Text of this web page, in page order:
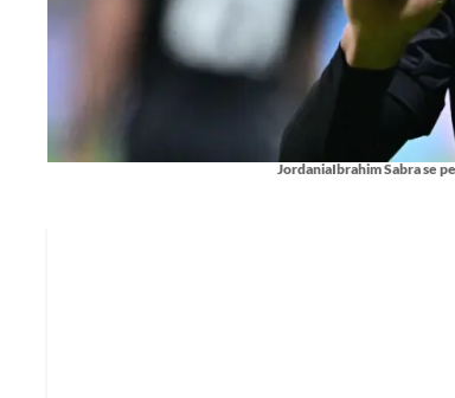
JordaniaIbrahim Sabra se